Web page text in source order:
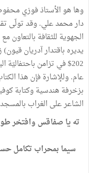
وها هو الأستاذ فوزي
دار محمد علي. وقد تولّى
الجهوية للثقافة
202$ في تزامن
عام. وللإشارة فإن هذا
بزخرفة هندسية وكتابة
الشاعر على الغراب
ته يا صفاقس وافتخر
سيما بمحراب